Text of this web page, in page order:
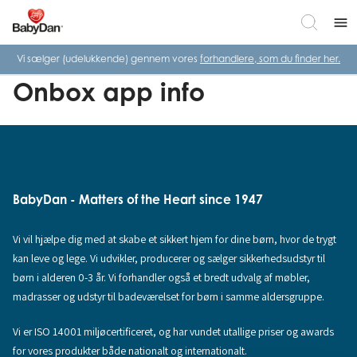
menu
Vi sælger (udelukkende) gennem vores forhandlere, som du finder her.
Onbox app info
BabyDan - Matters of the Heart since 1947
Vi vil hjælpe dig med at skabe et sikkert hjem for dine børn, hvor de trygt
kan leve og lege. Vi udvikler, producerer og sælger sikkerhedsudstyr til
børn i alderen 0-3 år. Vi forhandler også et bredt udvalg af møbler,
madrasser og udstyr til badeværelset for børn i samme aldersgruppe.
Vi er ISO 14001 miljøcertificeret, og har vundet utallige priser og awards
for vores produkter både nationalt og internationalt.